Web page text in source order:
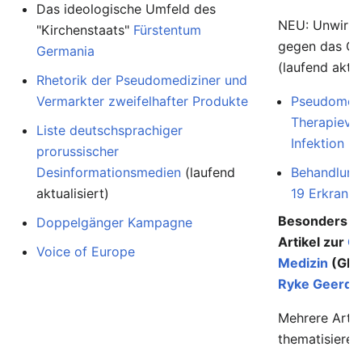
Das ideologische Umfeld des
"Kirchenstaats" Fürstentum
Germania
Rhetorik der Pseudomediziner und
Vermarkter zweifelhafter Produkte
Liste deutschsprachiger
prorussischer
Desinformationsmedien (laufend
aktualisiert)
Doppelgänger Kampagne
Voice of Europe
NEU:
gegen das
(laufend
Infektion
19
Besonders
Artikel zur
Medizin
Ryke Geerd
Mehrere